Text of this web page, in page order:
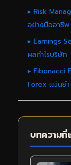
▸ Risk
อย่างมืออาชีพ
▸ Earnings
ผลกำไรบริษัท
▸ Fibonacci
Forex แม่นยำ
บทความที่